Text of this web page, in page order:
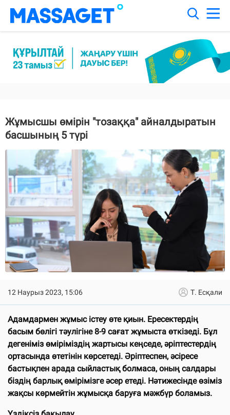
Жұмысшы өмірін "тозаққа" айналдыратын
басшының 5 түрі
12 Наурыз 2023, 15:06 Т. Есқали
Адамдармен жұмыс істеу өте қиын. Ересектердің
басым бөлігі тәулігіне 8-9 сағат жұмыста өткізеді. Бұл
дегеніміз өміріміздің жартысы кеңседе, әріптестердің
ортасында өтетінін көрсетеді. Әріптеспен, әсіресе
бастықпен арада сыйластық болмаса, оның салдары
біздің барлық өмірімізге әсер етеді. Нәтижесінде өзіміз
жақсы көрмейтін жұмысқа баруға мәжбүр боламыз.